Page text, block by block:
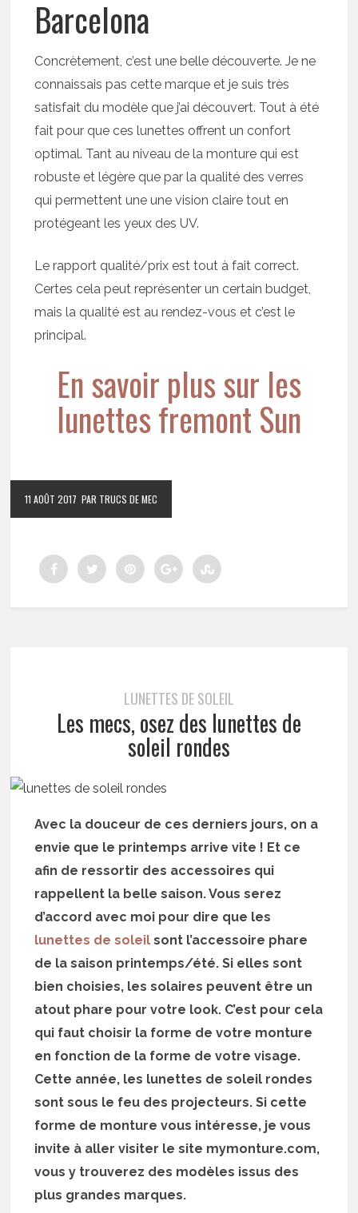
Barcelona
Concrètement, c’est une belle découverte. Je ne
connaissais pas cette marque et je suis très
satisfait du modèle que j’ai découvert. Tout à été
fait pour que ces lunettes offrent un confort
optimal. Tant au niveau de la monture qui est
robuste et légère que par la qualité des verres
qui permettent une une vision claire tout en
protégeant les yeux des UV.
Le rapport qualité/prix est tout à fait correct.
Certes cela peut représenter un certain budget,
mais la qualité est au rendez-vous et c’est le
principal.
En savoir plus sur les
lunettes fremont Sun
11 AOÛT 2017 PAR TRUCS DE MEC
LUNETTES DE SOLEIL
Les mecs, osez des lunettes de
soleil rondes
Avec la douceur de ces derniers jours, on a
envie que le printemps arrive vite ! Et ce
afin de ressortir des accessoires qui
rappellent la belle saison. Vous serez
d’accord avec moi pour dire que les
lunettes de soleil sont l’accessoire phare
de la saison printemps/été. Si elles sont
bien choisies, les solaires peuvent être un
atout phare pour votre look. C’est pour cela
qui faut choisir la forme de votre monture
en fonction de la forme de votre visage.
Cette année, les lunettes de soleil rondes
sont sous le feu des projecteurs. Si cette
forme de monture vous intéresse, je vous
invite à aller visiter le site mymonture.com,
vous y trouverez des modèles issus des
plus grandes marques.